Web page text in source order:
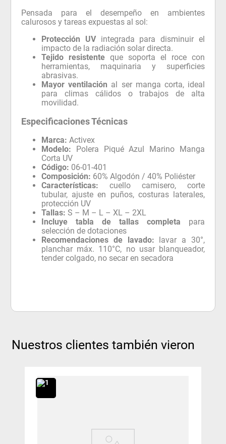
Pensada para el desempeño en ambientes
calurosos y tareas expuestas al sol:
Protección UVintegrada para disminuir el
impacto de la radiación solar directa.
Tejido resistente que soporta el roce con
herramientas, maquinaria y superficies
abrasivas.
Mayor ventilación al ser manga corta, ideal
para climas cálidos o trabajos de alta
movilidad.
Especificaciones Técnicas
Marca: Activex
Modelo: Polera Piqué Azul Marino Manga
Corta UV
Código: 06-01-401
Composición: 60% Algodón / 40% Poliéster
Características: cuello camisero, corte
tubular, ajuste en puños, costuras laterales,
protección UV
Tallas: S – M – L – XL – 2XL
Incluye tabla de tallas completa para
selección de dotaciones
Recomendaciones de lavado: lavar a 30°,
planchar máx. 110°C, no usar blanqueador,
tender colgado, no secar en secadora
Nuestros clientes también vieron